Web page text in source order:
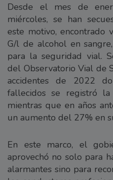
Desde el mes de
miércoles, se han
este motivo, encontrado
G/l de alcohol en
para la seguridad vial.
del Observatorio Vial de
accidentes de 2022
fallecidos se registró la
mientras que en años
un aumento del 27% en
En este marco, el
aprovechó no solo para
alarmantes sino para